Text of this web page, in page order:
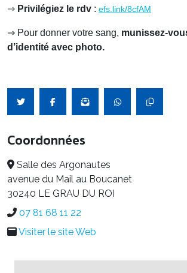
⇒ Privilégiez le rdv : efs.link/8cfAM
⇒ Pour donner votre sang, munissez-
d’identité avec photo.
Coordonnées
Salle des Argonautes
avenue du Mail au Boucanet
30240 LE GRAU DU ROI
07 81 68 11 22
Visiter le site Web